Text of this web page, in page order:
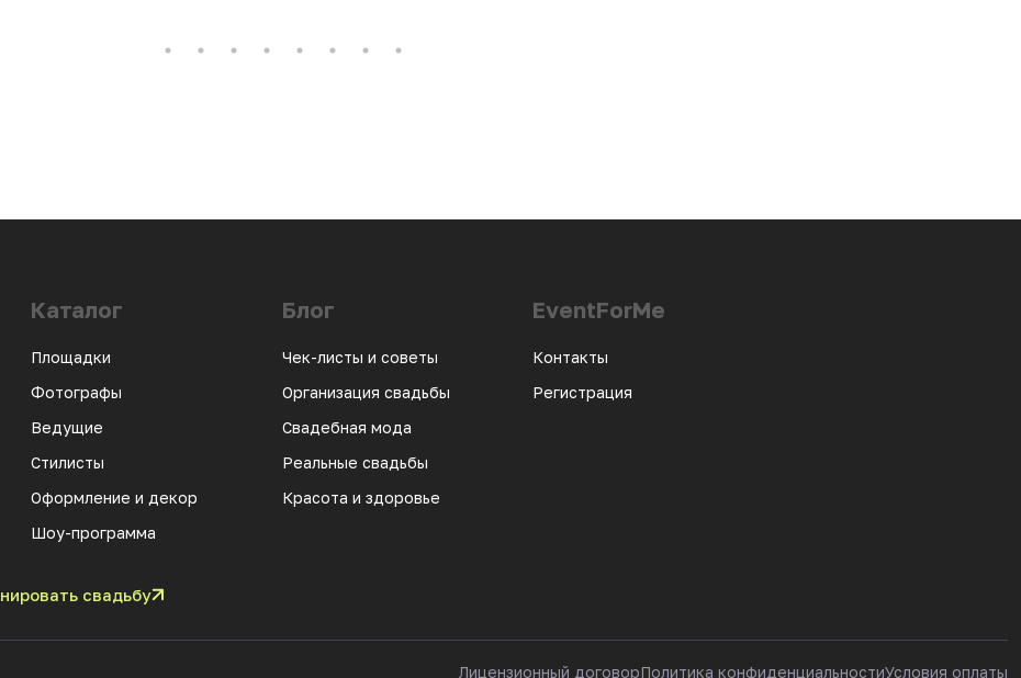
Каталог
Площадки
Фотографы
Ведущие
Стилисты
Оформление и декор
Шоу-программа
Блог
Чек-листы и советы
Организация свадьбы
Свадебная мода
Реальные свадьбы
Красота и здоровье
EventForMe
Контакты
Регистрация
свадьбу
Лицензионный договорПолитика конфиденциальностиУсловия оплаты